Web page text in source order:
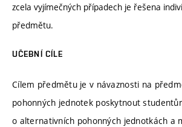
zcela vyjímečných případech je řešena
předmětu.
UČEBNÍ CÍLE
Cílem předmětu je v návaznosti na
pohonných jednotek poskytnout
o alternativních pohonných jednotkách a